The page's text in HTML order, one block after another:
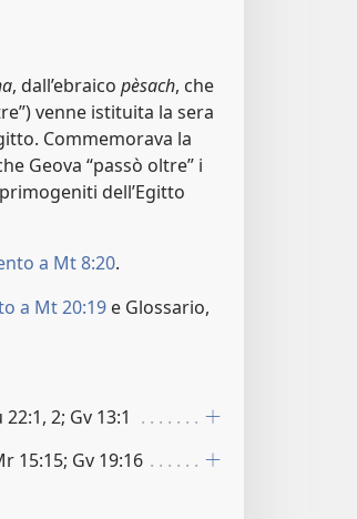
, dall’ebraico pèsach, che
venne istituita la sera
Commemorava la
Geova “passò oltre” i
dell’Egitto
a Mt 8:20.
a Mt 20:19 e Glossario,
2; Gv 13:1
15:15; Gv 19:16